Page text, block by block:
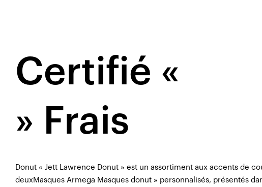
Certifié «
» Frais
Donut « Jett Lawrence Donut » est un assortiment aux accents de
deuxMasques Armega Masques donut » personnalisés, présentés